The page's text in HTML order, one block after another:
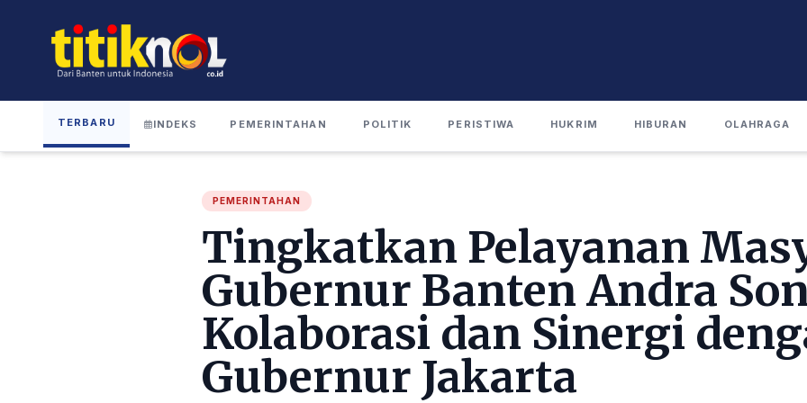
TERBARU INDEKS PEMERINTAHAN POLITIK PERISTIWA HUKRIM HIBURAN OLAHRAGA
PEMERINTAHAN
Tingkatkan Pelayanan
Gubernur Banten Andra
Kolaborasi dan Sinergi
Gubernur Jakarta